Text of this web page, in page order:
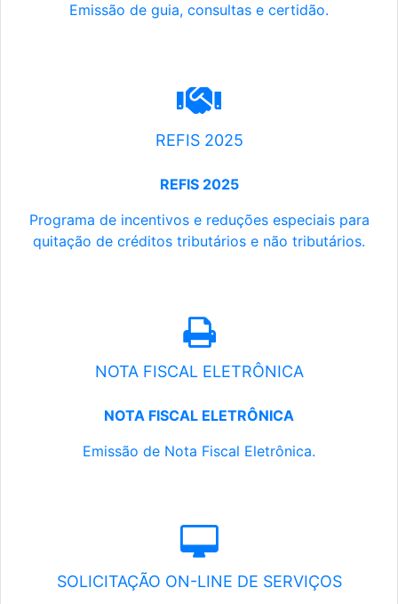
Emissão de guia, consultas e certidão.
REFIS 2025
REFIS 2025
Programa de incentivos e reduções especiais para
quitação de créditos tributários e não tributários.
NOTA FISCAL ELETRÔNICA
NOTA FISCAL ELETRÔNICA
Emissão de Nota Fiscal Eletrônica.
SOLICITAÇÃO ON-LINE DE SERVIÇOS